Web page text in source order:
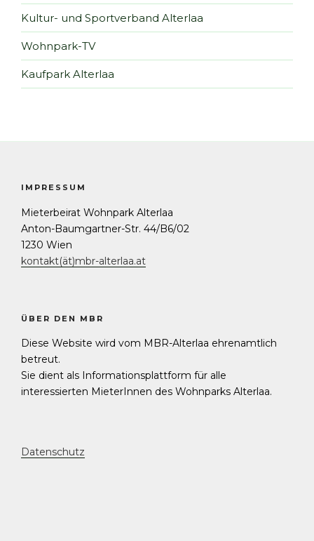
Kultur- und Sportverband Alterlaa
Wohnpark-TV
Kaufpark Alterlaa
IMPRESSUM
Mieterbeirat Wohnpark Alterlaa
Anton-Baumgartner-Str. 44/B6/02
1230 Wien
kontakt(ät)mbr-alterlaa.at
ÜBER DEN MBR
Diese Website wird vom MBR-Alterlaa ehrenamtlich
betreut.
Sie dient als Informationsplattform für alle
interessierten MieterInnen des Wohnparks Alterlaa.
Datenschutz